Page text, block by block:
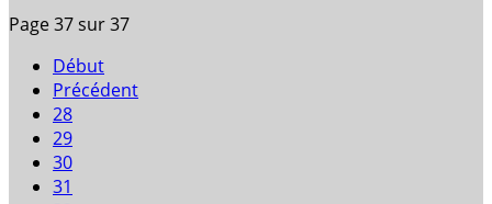
Page 37 sur 37
Début
Précédent
28
29
30
31